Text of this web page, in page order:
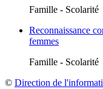
Famille - Scolarité
Reconnaissance
femmes
Famille - Scolarité
© Direction de